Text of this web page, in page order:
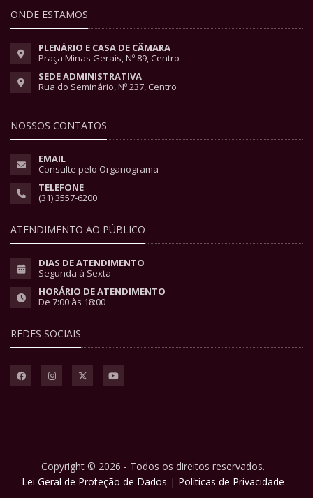
ONDE ESTAMOS
PLENÁRIO E CASA DE CÂMARA
Praça Minas Gerais, Nº 89, Centro
SEDE ADMINISTRATIVA
Rua do Seminário, Nº 237, Centro
NOSSOS CONTATOS
EMAIL
Consulte pelo Organograma
TELEFONE
(31) 3557-6200
ATENDIMENTO AO PÚBLICO
DIAS DE ATENDIMENTO
Segunda à Sexta
HORÁRIO DE ATENDIMENTO
De 7:00 às 18:00
REDES SOCIAIS
Copyright © 2026 - Todos os direitos reservados.
Lei Geral de Proteção de Dados | Políticas de Privacidade